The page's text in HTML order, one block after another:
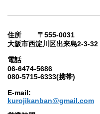
住所 〒555-0031
大阪市西淀川区出来島2-3-32
電話
06-6474-5686
080-5715-6333(携帯)
E-mail:
kurojikanban@gmail.com